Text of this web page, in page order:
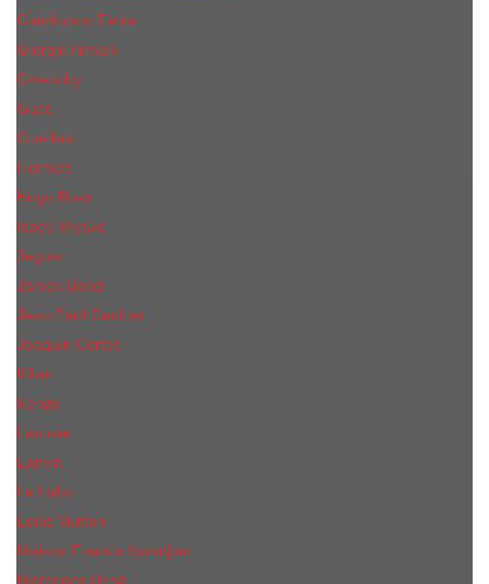
Gianfranco Ferre
Giorgio Armani
Givenchy
Gucci
Guerlain
Hermes
Hugo Boss
Issey Miyake
Jaguar
James Bond
Jean Paul Gaultier
Joaquin Сortes
Kilian
Kenzo
Lacoste
Lanvin
Le Labo
Louis Vuitton
Maison Francis Kurkdjian
Mercedes-Benz